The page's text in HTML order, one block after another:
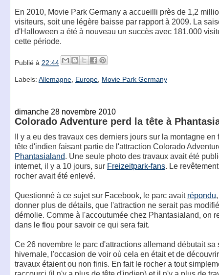
En 2010, Movie Park Germany a accueilli près de 1,2
visiteurs, soit une légère baisse par rapport à 2009. La
d'Halloween a été à nouveau un succès avec 181.000
cette période.
Publié à 22:44
Labels: Allemagne, Europe, Movie Park Germany
dimanche 28 novembre 2010
Colorado Adventure perd la tête à
Il y a eu des travaux ces derniers jours sur la montagne en
tête d'indien faisant partie de l'attraction Colorado
Phantasialand . Une seule photo des travaux avait été
internet, il y a 10 jours, sur Freizeitpark-fans. Le
rocher avait été enlevé.
Questionné à ce sujet sur Facebook, le parc avait répondu
donner plus de détails, que l'attraction ne serait pas
démolie. Comme à l'accoutumée chez Phantasialand, on
dans le flou pour savoir ce qui sera fait.
Ce 26 novembre le parc d'attractions allemand débutait sa
hivernale, l'occasion de voir où cela en était et de
travaux étaient ou non finis. En fait le rocher a tout